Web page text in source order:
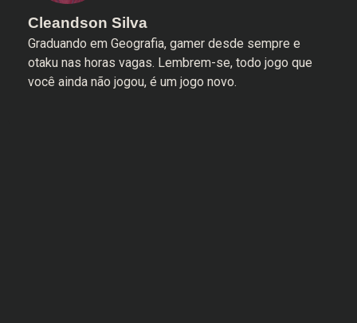
Cleandson Silva
Graduando em Geografia, gamer desde sempre e
otaku nas horas vagas. Lembrem-se, todo jogo que
você ainda não jogou, é um jogo novo.